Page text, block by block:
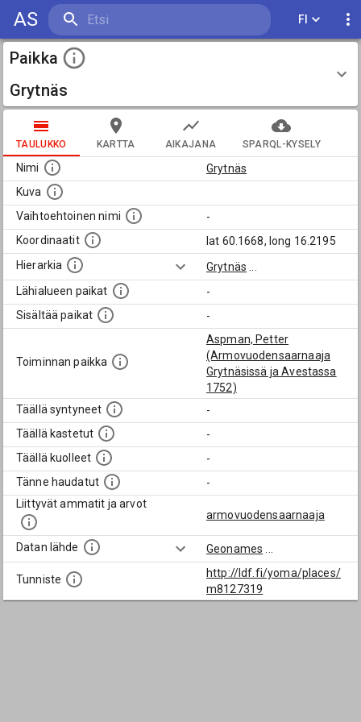
AS FI
Paikka
Grytnäs
TAULUKKO KARTTA AIKAJANA SPARQL-KYSELY
Nimi
Grytnäs
Kuva
Vaihtoehtoinen nimi
-
Koordinaatit
lat 60.1668, long 16.2195
Hierarkia
Grytnäs
Lähialueen paikat
-
Sisältää paikat
-
Toiminnan paikka
Aspman, Petter
(Armovuodensaarnaaja
Grytnäsissä ja Avestassa
1752)
Täällä syntyneet
-
Täällä kastetut
-
Täällä kuolleet
-
Tänne haudatut
-
Liittyvät ammatit ja arvot
armovuodensaarnaaja
Datan lähde Geonames
Tunniste
http://ldf.fi/yoma/places/
m8127319